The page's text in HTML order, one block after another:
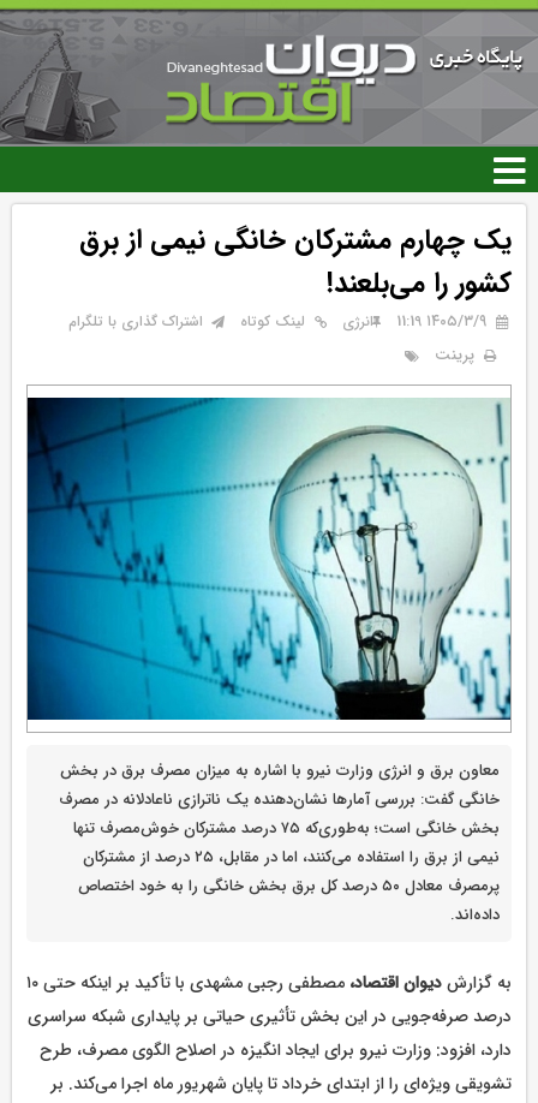
رفتن
محتوای
اصلی
یک چهارم مشترکان خانگی نیمی از برق
کشور را می‌بلعند!
۱۴۰۵/۳/۹ 11:19 انرژی لینک کوتاه اشتراک گذاری با تلگرام
پرینت
معاون برق و انرژی وزارت نیرو با اشاره به میزان مصرف برق در بخش
خانگی گفت: بررسی آمارها نشان‌دهنده یک ناترازی ناعادلانه در مصرف
بخش خانگی است؛ به‌طوری‌که ۷۵ درصد مشترکان خوش‌مصرف تنها
نیمی از برق را استفاده می‌کنند، اما در مقابل، ۲۵ درصد از مشترکان
پرمصرف معادل ۵۰ درصد کل برق بخش خانگی را به خود اختصاص
داده‌اند.
به گزارشدیوان اقتصاد،‌
مصطفی رجبی مشهدی با تأکید بر اینکه حتی ۱۰
درصد صرفه‌جویی در این بخش تأثیری حیاتی بر پایداری شبکه سراسری
دارد، افزود: وزارت نیرو برای ایجاد انگیزه در اصلاح الگوی مصرف، طرح
تشویقی ویژه‌ای را از ابتدای خرداد تا پایان شهریور ماه اجرا می‌کند. بر